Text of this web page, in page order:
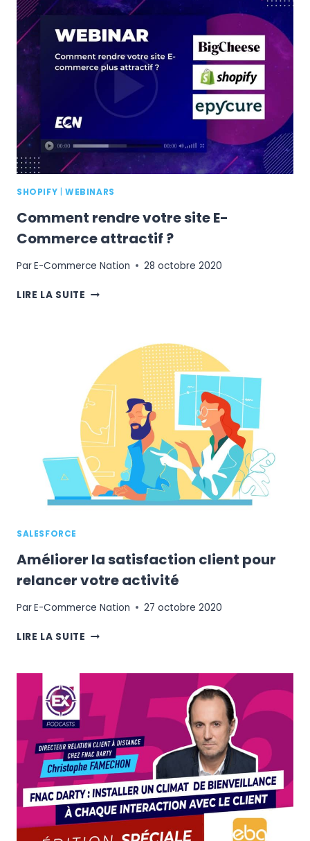
ACHAT
COMMANDANT
SUR
VOTRE
PROPRE
SITE
SHOPIFY WEBINARS
Comment rendre votre site E-
Commerce attractif ?
ParE-Commerce Nation 28 octobre 2020
LIRE LA SUITE COMMENT
COMMERCE
ATTRACTIF
?
SALESFORCE
Améliorer la satisfaction client pour
relancer votre activité
ParE-Commerce Nation 27 octobre 2020
LIRE LA SUITE AMÉLIORER
CLIENT
POUR
RELANCER
VOTRE
ACTIVITÉ